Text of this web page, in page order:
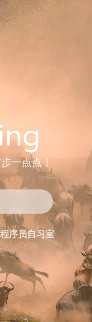
一点点！
程序员自习室